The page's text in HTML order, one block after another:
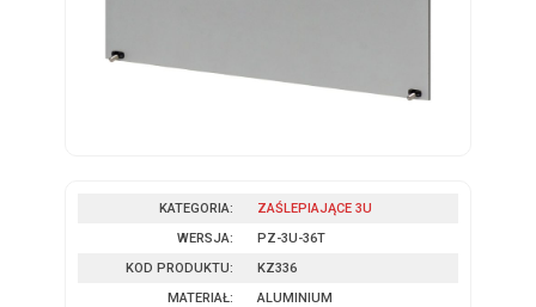
KATEGORIA:
ZAŚLEPIAJĄCE 3U
WERSJA:
PZ-3U-36T
KOD PRODUKTU:
KZ336
MATERIAŁ:
ALUMINIUM